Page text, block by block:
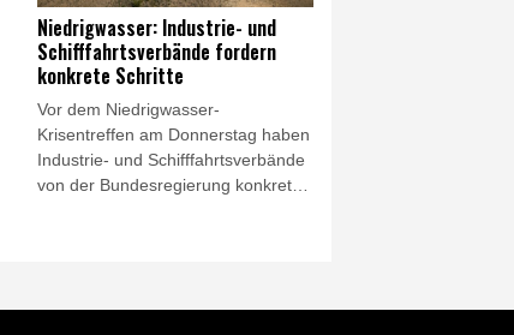
hitzebedingten Sterbefällen
registriert.
Niedrigwasser: Industrie- und
Schifffahrtsverbände fordern
konkrete Schritte
Vor dem Niedrigwasser-
Krisentreffen am Donnerstag haben
Industrie- und Schifffahrtsverbände
von der Bundesregierung konkrete
punktuellen Rheinvertiefungen